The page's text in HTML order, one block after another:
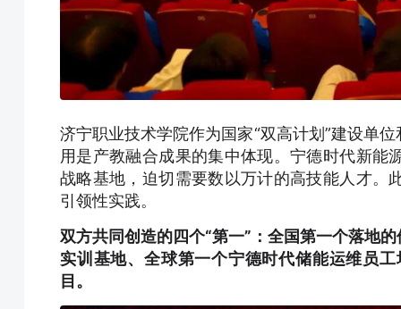
济宁职业技术学院作为国家“双高计划”建设单
用是产教融合成果的集中体现。宁德时代新能
战略基地，迫切需要数以万计的高技能人才。
引领性实践。
双方共同创造的四个“第一”：全国第一个落地
实训基地、全球第一个宁德时代储能运维员
目。